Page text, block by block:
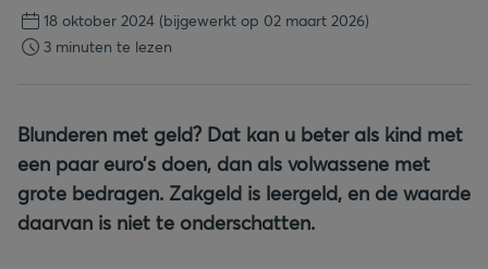
18 oktober 2024 (bijgewerkt op 02 maart 2026)
3 minuten te lezen
Blunderen met geld? Dat kan u beter als kind met
een paar euro’s doen, dan als volwassene met
grote bedragen. Zakgeld is leergeld, en de waarde
daarvan is niet te onderschatten.